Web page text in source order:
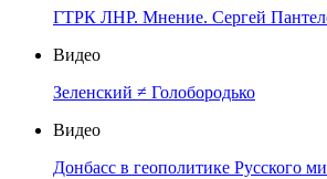
ГТРК ЛНР. Мнение. Сергей
Видео
Зеленский ≠ Голобородько
Видео
Донбасс в геополитике Русского